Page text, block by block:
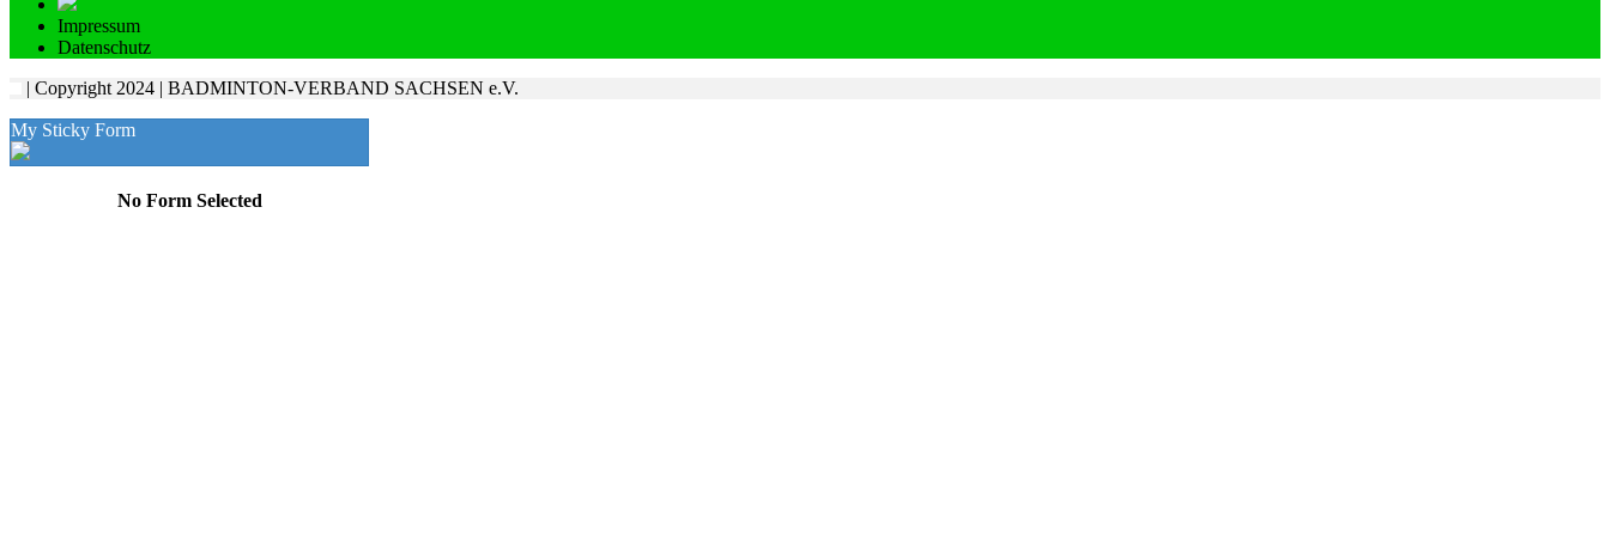
Impressum
Datenschutz
| Copyright 2024 | BADMINTON-VERBAND SACHSEN e.V.
My Sticky Form
No Form Selected